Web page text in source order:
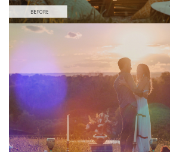
Please select
Free Light Leak Overlay #1
Light Leaks Effect